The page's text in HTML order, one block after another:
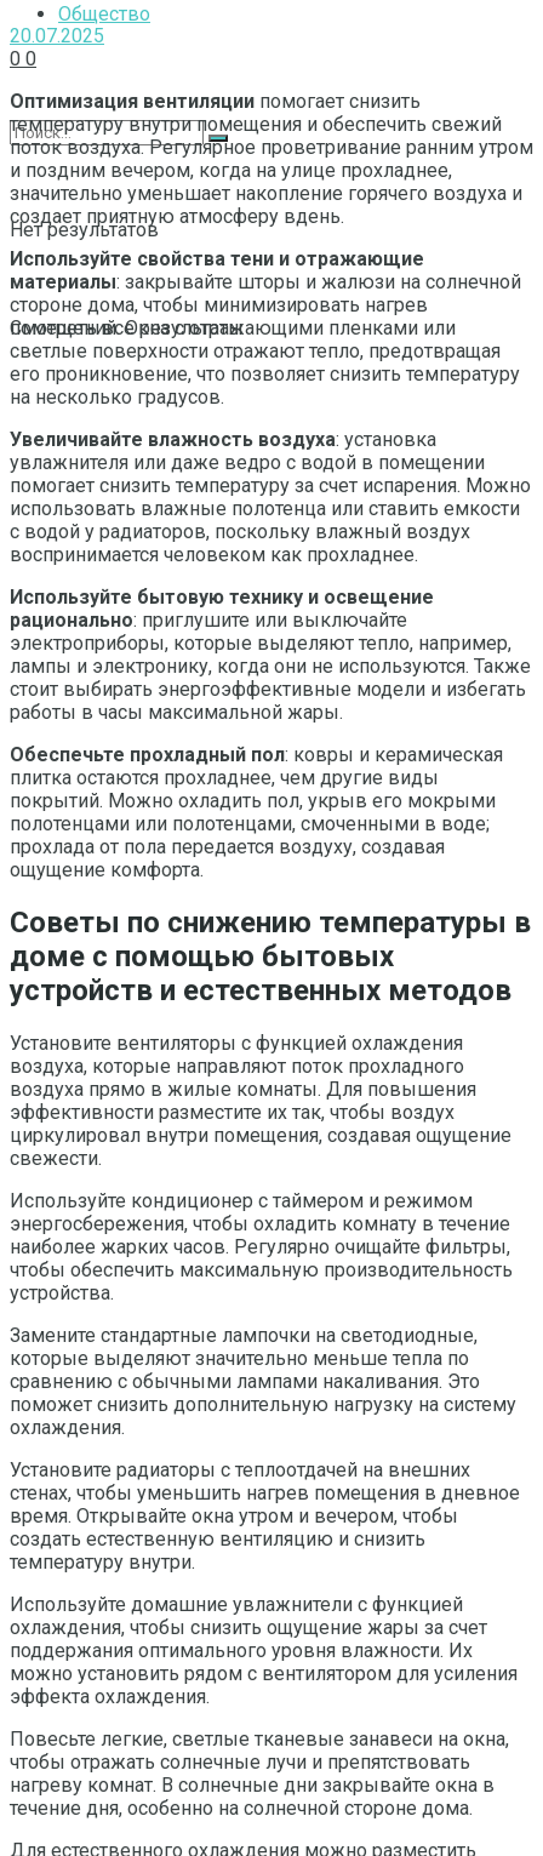
Общество
Нет результатов
Смотреть все результаты
20.07.2025
0 0
Оптимизация вентиляции помогает снизить
температуру внутри помещения и обеспечить свежий
поток воздуха. Регулярное проветривание ранним утром
и поздним вечером, когда на улице прохладнее,
значительно уменьшает накопление горячего воздуха и
создает приятную атмосферу вдень.
Используйте свойства тени и отражающие
материалы: закрывайте шторы и жалюзи на солнечной
стороне дома, чтобы минимизировать нагрев
помещений. Окна с отражающими пленками или
светлые поверхности отражают тепло, предотвращая
его проникновение, что позволяет снизить температуру
на несколько градусов.
Увеличивайте влажность воздуха: установка
увлажнителя или даже ведро с водой в помещении
помогает снизить температуру за счет испарения. Можно
использовать влажные полотенца или ставить емкости
с водой у радиаторов, поскольку влажный воздух
воспринимается человеком как прохладнее.
Используйте бытовую технику и освещение
рационально: приглушите или выключайте
электроприборы, которые выделяют тепло, например,
лампы и электронику, когда они не используются. Также
стоит выбирать энергоэффективные модели и избегать
работы в часы максимальной жары.
Обеспечьте прохладный пол: ковры и керамическая
плитка остаются прохладнее, чем другие виды
покрытий. Можно охладить пол, укрыв его мокрыми
полотенцами или полотенцами, смоченными в воде;
прохлада от пола передается воздуху, создавая
ощущение комфорта.
Советы по снижению температуры в
доме с помощью бытовых
устройств и естественных методов
Установите вентиляторы с функцией охлаждения
воздуха, которые направляют поток прохладного
воздуха прямо в жилые комнаты. Для повышения
эффективности разместите их так, чтобы воздух
циркулировал внутри помещения, создавая ощущение
свежести.
Используйте кондиционер с таймером и режимом
энергосбережения, чтобы охладить комнату в течение
наиболее жарких часов. Регулярно очищайте фильтры,
чтобы обеспечить максимальную производительность
устройства.
Замените стандартные лампочки на светодиодные,
которые выделяют значительно меньше тепла по
сравнению с обычными лампами накаливания. Это
поможет снизить дополнительную нагрузку на систему
охлаждения.
Установите радиаторы с теплоотдачей на внешних
стенах, чтобы уменьшить нагрев помещения в дневное
время. Открывайте окна утром и вечером, чтобы
создать естественную вентиляцию и снизить
температуру внутри.
Используйте домашние увлажнители с функцией
охлаждения, чтобы снизить ощущение жары за счет
поддержания оптимального уровня влажности. Их
можно установить рядом с вентилятором для усиления
эффекта охлаждения.
Повесьте легкие, светлые тканевые занавеси на окна,
чтобы отражать солнечные лучи и препятствовать
нагреву комнат. В солнечные дни закрывайте окна в
течение дня, особенно на солнечной стороне дома.
Для естественного охлаждения можно разместить